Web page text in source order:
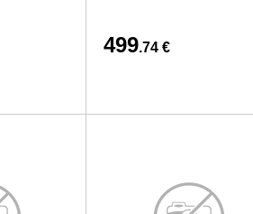
499.74 €